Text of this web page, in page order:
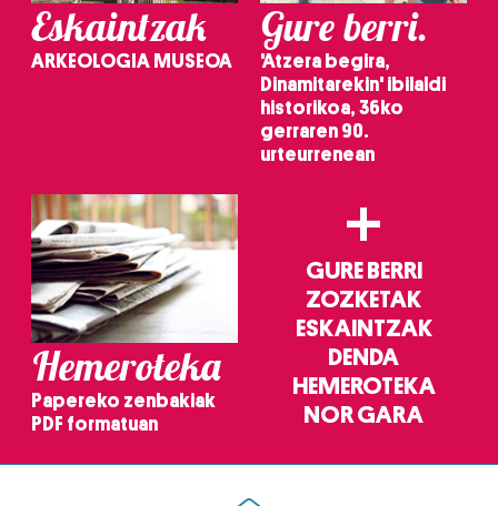
Lortu zure datu pertsonalak prozesatzeko moduari
buruzko informazio gehiago eta ezarri zure lehentasunak
datuen atalean. Edozein unetan alda edo ken dezakezu
zure baimena Cookieen adierazpenean.
Webgune honek cookie propioak eta hirugarrenen cookie-
zerbitzuak hobetzeko asmoz, cookie teknologiaz
baliatzen gara. Ohar hau onartuz gero, teknologia hori
erabiltzeko baimen esplizitua ematen diguzu.Gehiago
irakurri
Eskaintzak
ARKEOLOGIA MUSEOA
Gure berri.
'Atzera begira,
Dinamitarekin' ibilaldi
historikoa, 36ko
gerraren 90.
urteurrenean
Hemeroteka
Papereko zenbakiak
PDF formatuan
+
GURE BERRI
ZOZKETAK
ESKAINTZAK
DENDA
HEMEROTEKA
NOR GARA